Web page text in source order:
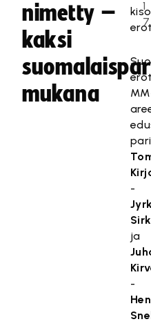
nimetty –
kaksi
mukana
1
7
-
ja
-